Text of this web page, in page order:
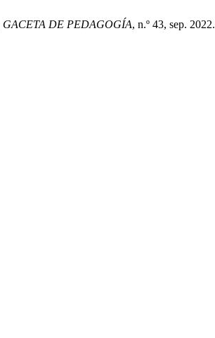
GACETA DE PEDAGOGÍA, n.º 43, sep. 2022.